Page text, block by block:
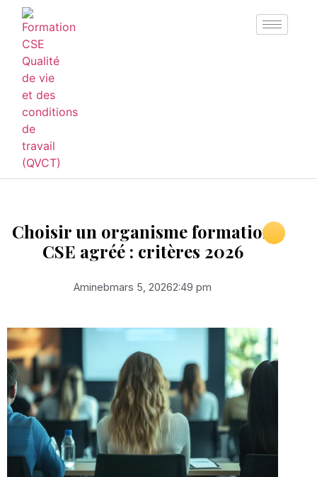
Choisir un organisme formation
CSE agréé : critères 2026
Aminebmars 5, 20262:49 pm